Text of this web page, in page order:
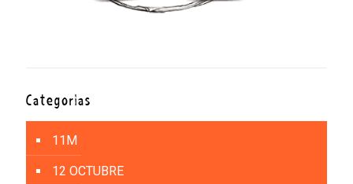
Categorías
11M
12 OCTUBRE